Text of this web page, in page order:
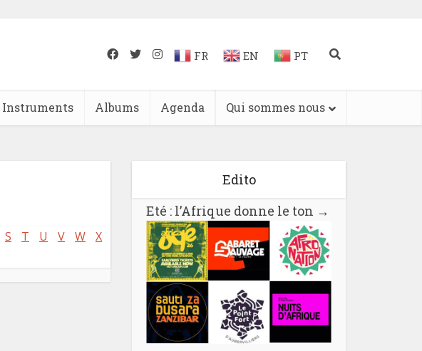
FR EN PT
Instruments Albums Agenda Qui sommes nous
S T U V W
X
Edito
Eté : l’Afrique donne le ton →